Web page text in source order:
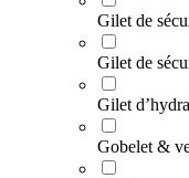
Gilet de
Gilet de
Gilet
Gobelet &